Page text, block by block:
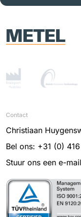
Contact
Christiaan
Bel ons: +31 (0)
Stuur ons een e-